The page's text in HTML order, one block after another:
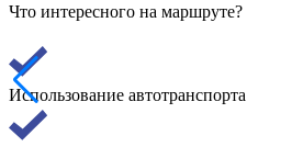
Что интересного на маршруте?
Использование автотранспорта